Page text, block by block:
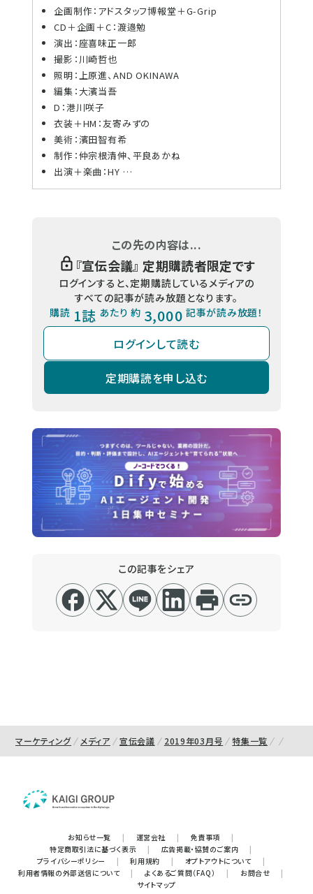
企画制作：アドスタッフ博報堂＋G-Grip
CD＋企画＋C：渡邉勉
演出：座喜味正一郎
撮影：川崎哲也
照明：上原進、AND OKINAWA
編集：大濱当吾
D：港川咲子
衣装＋HM：友寄みずの
美術：濱田智有希
制作：仲宗根清伸、平良あかね
出演＋楽曲：HY …
この先の内容は...
『宣伝会議』 定期購読者限定です
ログインすると、定期購読しているメディアの
すべての記事が読み放題となります。
購読 1誌 あたり 約 3,000 記事が読み放題！
ログインして読む
定期購読を申し込む
この記事をシェア
マーケティング メディア 宣伝会議 2019年03月号 特集一覧
お知らせ一覧 | 運営会社 | 免責事項
|
特定商取引法に基づく表示
| 広告掲載・協賛のご案内
|
プライバシーポリシー
| 利用規約 | オプトアウトについて
|
利用者情報の外部送信について
| よくあるご質問（FAQ） | お問合せ
|
サイトマップ